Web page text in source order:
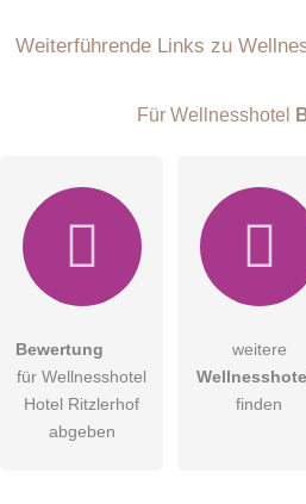
E-Mail-Adresse (wird nicht
Hiermit akzeptiere ich dieAGB
DieDatenschutzerklärung habe ich
Weiterführende Links zu
Für Wellnesshotel
Bewertung
für Wellnesshotel
Hotel Ritzlerhof
abgeben
weitere
finden